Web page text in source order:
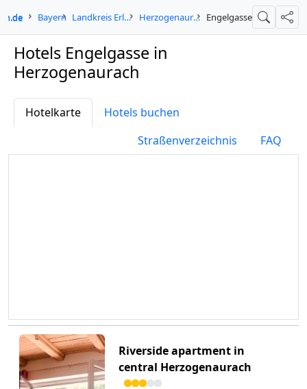
in.de Bayern Landkreis Erlangen-Höchstadt Herzogenaurach Engelgasse Suche
Hotels Engelgasse in
Herzogenaurach
Hotelkarte
Hotels buchen
Straßenverzeichnis
FAQ
Riverside apartment in
central Herzogenaurach